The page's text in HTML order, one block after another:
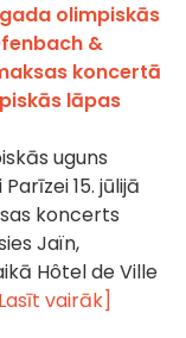
olimpiskās
&
koncertā
lāpas
uguns
15. jūlijā
koncerts
Jaïn,
Hôtel de Ville
vairāk]